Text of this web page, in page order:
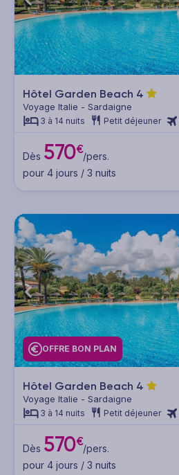
Hôtel Garden Beach 4
Voyage Italie - Sardaigne
3 à 14 nuits Petit déjeuner
Dès 570€/pers.
pour 4 jours / 3 nuits
OFFRE BON PLAN
Hôtel Garden Beach 4
Voyage Italie - Sardaigne
3 à 14 nuits Petit déjeuner
Dès 570€/pers.
pour 4 jours / 3 nuits